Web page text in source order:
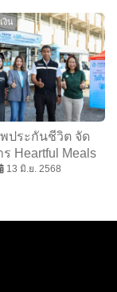
องราคาประเมิน
ปร Cash Back 2
ต่อ
งิน
พประกันชีวิต จัด
Heartful Meals
“มื้อใส่ใจ เติม
13 มิ.ย. 2568